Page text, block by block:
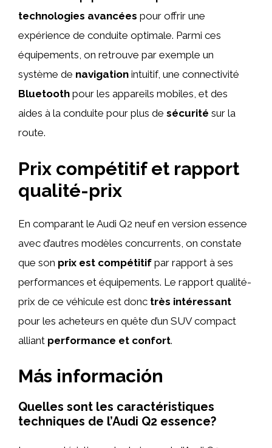
technologies avancées pour offrir une
expérience de conduite optimale. Parmi ces
équipements, on retrouve par exemple un
système de navigation intuitif, une connectivité
Bluetooth pour les appareils mobiles, et des
aides à la conduite pour plus de sécurité sur la
route.
Prix compétitif et rapport
qualité-prix
En comparant le Audi Q2 neuf en version essence
avec d’autres modèles concurrents, on constate
que son prix est compétitif par rapport à ses
performances et équipements. Le rapport qualité-
prix de ce véhicule est donc très intéressant
pour les acheteurs en quête d’un SUV compact
alliant performance et confort.
Más información
Quelles sont les caractéristiques
techniques de l’Audi Q2 essence?